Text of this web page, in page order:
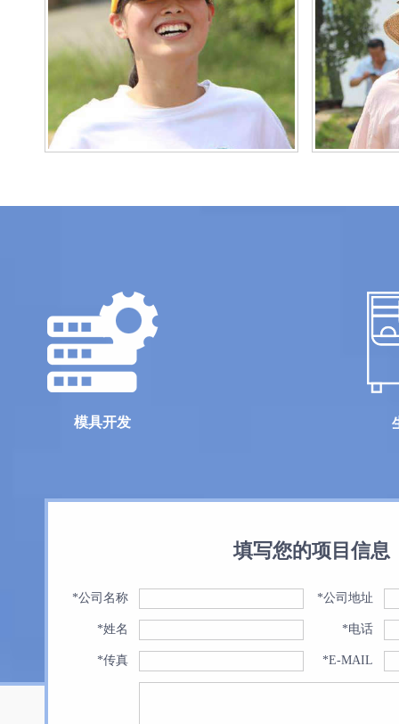
模具开发
填写您的项目信息
*公司名称 *公司地址
*姓名 *电话
*传真 *E-MAIL